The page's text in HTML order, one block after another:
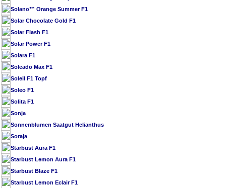
Solano™ Orange Summer F1
Solar Chocolate Gold F1
Solar Flash F1
Solar Power F1
Solara F1
Soleado Max F1
Soleil F1 Topf
Soleo F1
Solita F1
Sonja
Sonnenblumen Saatgut Helianthus
Soraja
Starbust Aura F1
Starbust Lemon Aura F1
Starbust Blaze F1
Starbust Lemon Eclair F1